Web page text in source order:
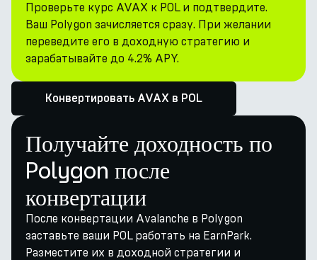
Проверьте курс AVAX к POL и подтвердите.
Ваш Polygon зачисляется сразу. При желании
переведите его в доходную стратегию и
зарабатывайте до 4.2% APY.
Конвертировать AVAX в POL
Получайте доходность по
Polygon после
конвертации
После конвертации Avalanche в Polygon
заставьте ваши POL работать на EarnPark.
Разместите их в доходной стратегии и